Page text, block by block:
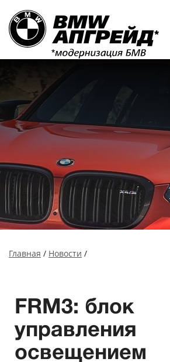
Главная / Новости /
FRM3: блок
управления
освещением